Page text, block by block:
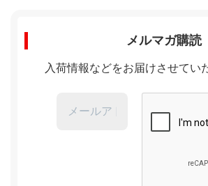
メルマガ購読
入荷情報などをお届けさせてい